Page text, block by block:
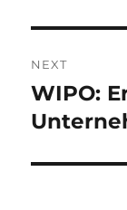
NEXT
Next
post:
WIPO: